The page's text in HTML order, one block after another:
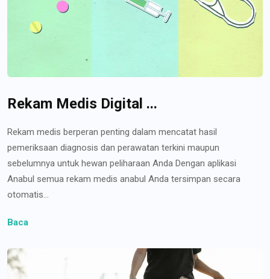
Rekam Medis Digital ...
Rekam medis berperan penting dalam mencatat hasil
pemeriksaan diagnosis dan perawatan terkini maupun
sebelumnya untuk hewan peliharaan Anda Dengan aplikasi
Anabul semua rekam medis anabul Anda tersimpan secara
otomatis...
Baca